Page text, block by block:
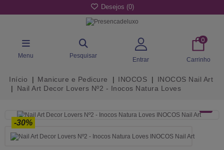
Desejos (0)
Menu Pesquisar
Entrar
0
Carrinho
Início Manicure e Pedicure INOCOS
INOCOS Nail Art
Nail Art Decor Lovers Nº2 - Inocos Natura Loves
-30%